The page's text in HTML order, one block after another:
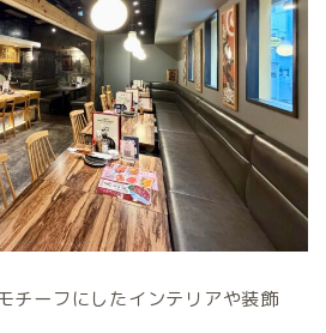
チーフにしたインテリアや装飾